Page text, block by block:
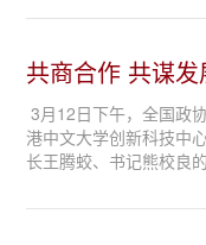
monds所发布的年度世
共商合作 共谋
与西海岸新区管
3月12日下午，全国政
港中文大学创新科技中
长王腾蛟、书记熊校良
中文大学与西海岸新区